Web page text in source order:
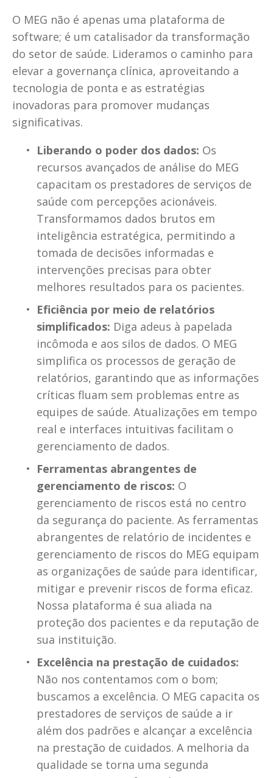
O MEG não é apenas uma plataforma de
software; é um catalisador da transformação
do setor de saúde. Lideramos o caminho para
elevar a governança clínica, aproveitando a
tecnologia de ponta e as estratégias
inovadoras para promover mudanças
significativas.
Liberando o poder dos dados: Os
recursos avançados de análise do MEG
capacitam os prestadores de serviços de
saúde com percepções acionáveis.
Transformamos dados brutos em
inteligência estratégica, permitindo a
tomada de decisões informadas e
intervenções precisas para obter
melhores resultados para os pacientes.
Eficiência por meio de relatórios
simplificados: Diga adeus à papelada
incômoda e aos silos de dados. O MEG
simplifica os processos de geração de
relatórios, garantindo que as informações
críticas fluam sem problemas entre as
equipes de saúde. Atualizações em tempo
real e interfaces intuitivas facilitam o
gerenciamento de dados.
Ferramentas abrangentes de
gerenciamento de riscos: O
gerenciamento de riscos está no centro
da segurança do paciente. As ferramentas
abrangentes de relatório de incidentes e
gerenciamento de riscos do MEG equipam
as organizações de saúde para identificar,
mitigar e prevenir riscos de forma eficaz.
Nossa plataforma é sua aliada na
proteção dos pacientes e da reputação de
sua instituição.
Excelência na prestação de cuidados:
Não nos contentamos com o bom;
buscamos a excelência. O MEG capacita os
prestadores de serviços de saúde a ir
além dos padrões e alcançar a excelência
na prestação de cuidados. A melhoria da
qualidade se torna uma segunda